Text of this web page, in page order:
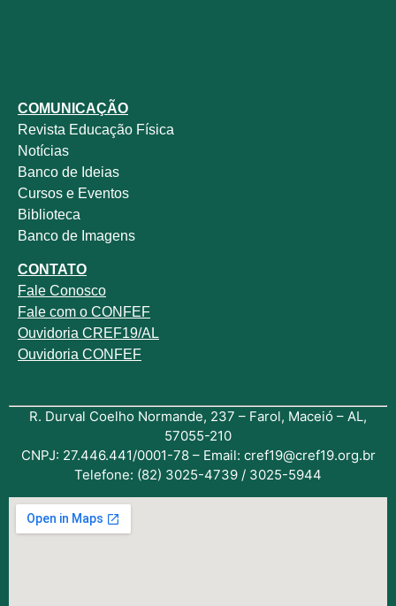
COMUNICAÇÃO
Revista Educação Física
Notícias
Banco de Ideias
Cursos e Eventos
Biblioteca
Banco de Imagens
CONTATO
Fale Conosco
Fale com o CONFEF
Ouvidoria CREF19/AL
Ouvidoria CONFEF
R. Durval Coelho Normande, 237 – Farol, Maceió – AL,
57055-210
CNPJ: 27.446.441/0001-78 – Email: cref19@cref19.org.br
Telefone: (82) 3025-4739 / 3025-5944